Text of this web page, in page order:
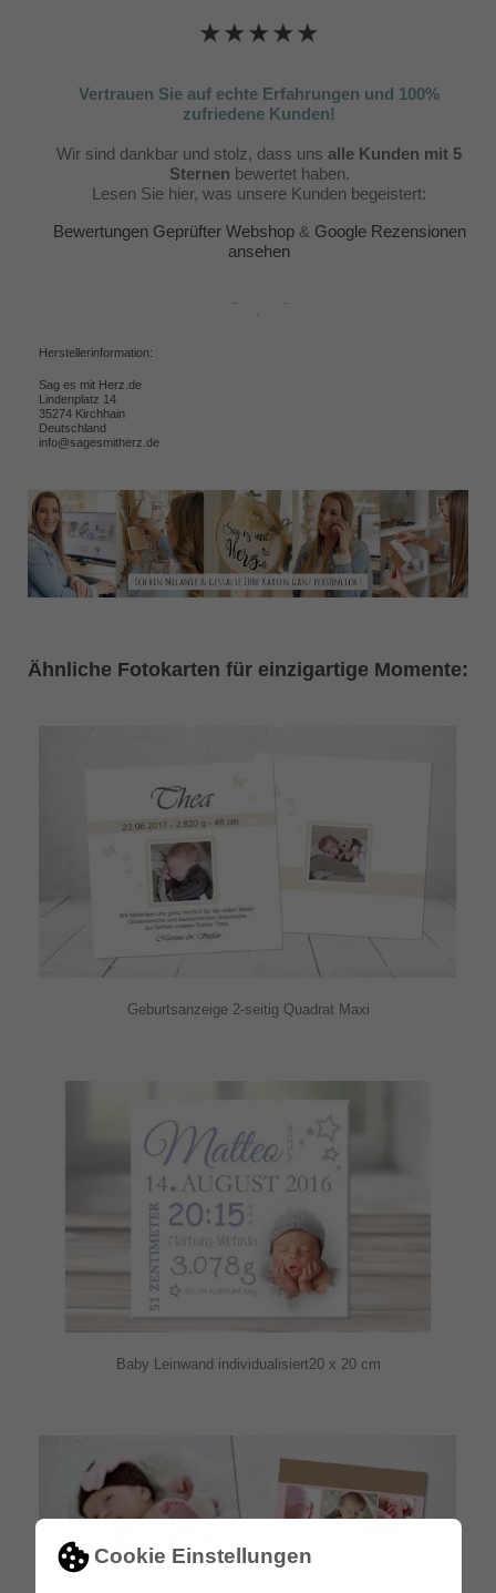
Cookie Einstellungen
★★★★★
Vertrauen Sie auf echte Erfahrungen und 100%
zufriedene Kunden!
Wir sind dankbar und stolz, dass uns alle Kunden mit 5
Sternen bewertet haben.
Lesen Sie hier, was unsere Kunden begeistert:
Bewertungen Geprüfter Webshop& Google Rezensionen
ansehen
Herstellerinformation:
Sag es mit Herz.de
Lindenplatz 14
35274 Kirchhain
Deutschland
info@sagesmitherz.de
Ähnliche Fotokarten für einzigartige Momente:
Geburtsanzeige 2-seitig Quadrat Maxi
Baby Leinwand individualisiert20 x 20 cm